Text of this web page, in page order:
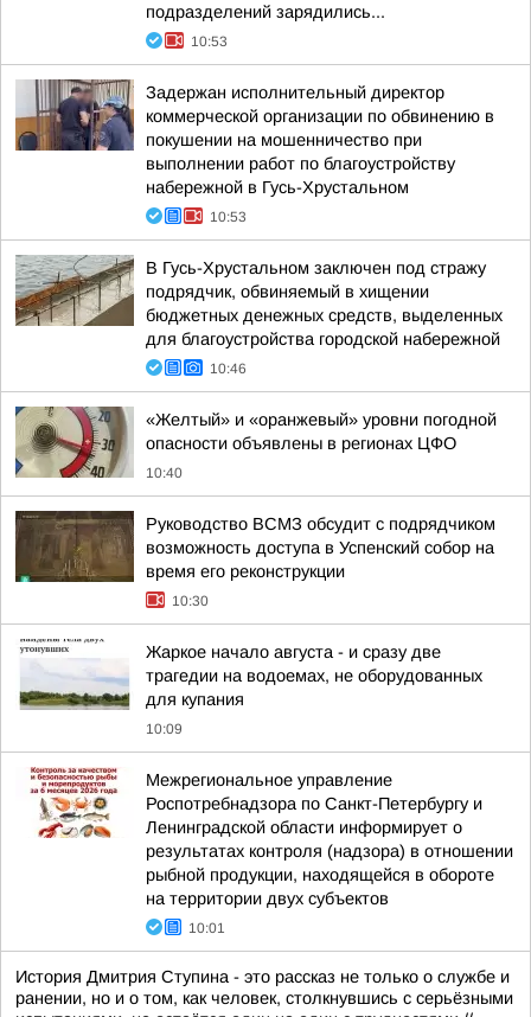
подразделений зарядились...
10:53
Задержан исполнительный директор
коммерческой организации по обвинению в
покушении на мошенничество при
выполнении работ по благоустройству
набережной в Гусь-Хрустальном
10:53
В Гусь-Хрустальном заключен под стражу
подрядчик, обвиняемый в хищении
бюджетных денежных средств, выделенных
для благоустройства городской набережной
10:46
«Желтый» и «оранжевый» уровни погодной
опасности объявлены в регионах ЦФО
10:40
Руководство ВСМЗ обсудит с подрядчиком
возможность доступа в Успенский собор на
время его реконструкции
10:30
Жаркое начало августа - и сразу две
трагедии на водоемах, не оборудованных
для купания
10:09
Межрегиональное управление
Роспотребнадзора по Санкт-Петербургу и
Ленинградской области информирует о
результатах контроля (надзора) в отношении
рыбной продукции, находящейся в обороте
на территории двух субъектов
10:01
История Дмитрия Ступина - это рассказ не только о службе и
ранении, но и о том, как человек, столкнувшись с серьёзными